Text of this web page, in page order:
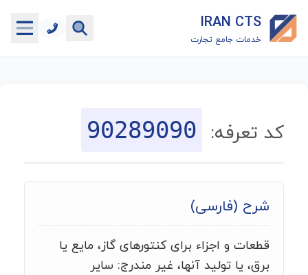
IRAN CTS
خدمات جامع تجارت
جستجوگر تعرفه گمرکی
ماشین حساب گمرکی
خدمات رایگان دیگر
کد تعرفه: 90289090
شرح (فارسی)
قطعات و اجزاء برای کنتورهای گاز، مایع یا
برق، یا تولید آنها، غیر مندرج: سایر